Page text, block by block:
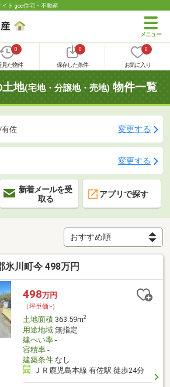
ト goo住宅・不動産
0
見た物件
0
保存した条件
0
お気に入り
地(宅地・分譲地・売地) 物件一覧
有佐 変更する
変更する
新着メールを受
取る
アプリで探す
氷川町今 498万円
498万円
（坪単価:-）
土地面積363.59m2
用途地域無指定
建ぺい率-
容積率-
建築条件なし
ＪＲ鹿児島本線 有佐駅 徒歩24分